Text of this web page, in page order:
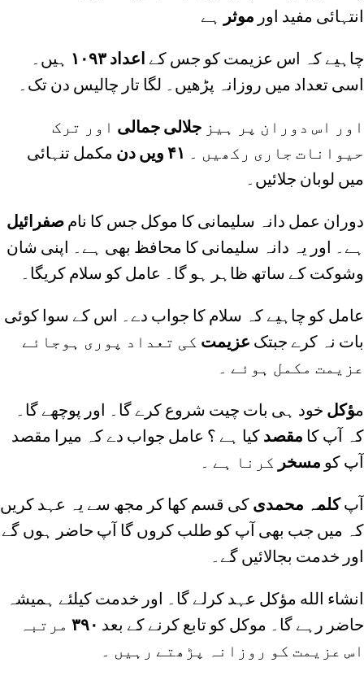
انتہائی مفید اور موثر ہے
چاہیے کہ اس عزیمت کو جس کے اعداد ۱۰۹۳
ہیں۔
اسی تعداد میں روزانہ پڑھیں۔ لگا تار چالیس دن تک۔
اور اس دوران پر ہیز جلالی جمالی اور ترک
حیوانات جاری رکھیں ۔
۴۱ ویں دن
مکمل تنہائی
میں لوبان جلائیں۔
دوران عمل دانہ سلیمانی کا موکل جس کا نام صفرائیل
ہے۔ اور یہ دانہ سلیمانی کا محافظ بھی ہے۔ اپنی شان
وشوکت کے ساتھ ظاہر ہو گا۔ عامل کو سلام کریگا۔
عامل کو چاہیے کہ سلام کا جواب دے۔ اس کے سوا کوئی
بات نہ کرے جبتک عزیمت کی تعداد پوری ہوجائے
عزیمت مکمل ہوئے ۔
مؤکل خود ہی بات چیت شروع کرے گا۔ اور پوچھے گا۔
کہ آپ کا مقصد کیا ہے ؟ عامل جواب دے کہ میرا مقصد
آپ کو مسخر کرنا ہے ۔
آپکلمہ محمدی کی قسم کھا کر مجھ سے یہ عہد کریں
کہ میں جب بھی آپ کو طلب کروں گا آپ حاضر ہوں گے
اور خدمت بجالائیں گے۔
انشاء الله مؤکل عہد کرلے گا۔ اور خدمت کیلئے ہمیشہ
حاضر رہے گا۔ موکل کو تابع کرنے کے بعد ۳۹۰ مرتبہ
اس عزیمت کو روزانہ پڑھتے رہیں ۔